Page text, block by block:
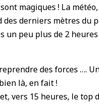
magiques ! La
derniers mètres du
peu plus de 2
des forces ….
là, en fait !
vers 15 heures, le